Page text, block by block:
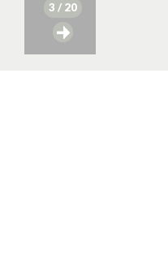
3 / 20